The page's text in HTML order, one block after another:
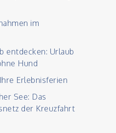
im
entdecken: Urlaub
Hund
Erlebnisferien
See: Das
der Kreuzfahrt